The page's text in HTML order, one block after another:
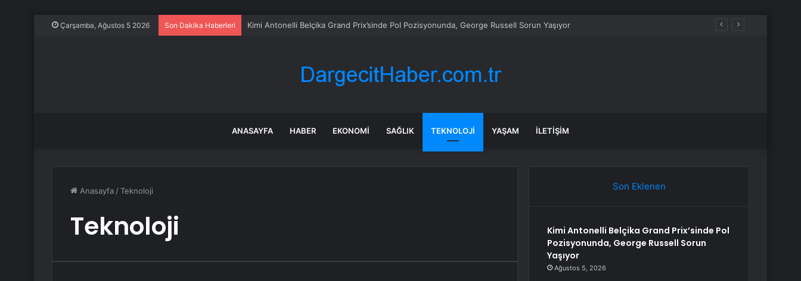
Çarşamba, Ağustos 5 2026 Son Dakika Haberleri Okuyan: Silahlanma yeni Osmanlıcı yayılma planı
ANASAYFA HABER EKONOMI SAĞLIK TEKNOLOJI YAŞAM İLETIŞIM
Anasayfa /Teknoloji
Teknoloji
Son Eklenen
Kimi Antonelli Belçika Grand Prix’sinde Pol
Pozisyonunda, George Russell Sorun
Yaşıyor
Ağustos 5, 2026